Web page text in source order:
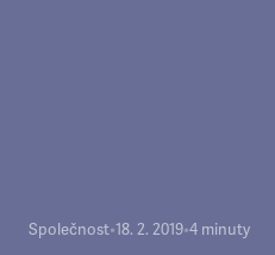
Společnost•18. 2. 2019•4 minuty